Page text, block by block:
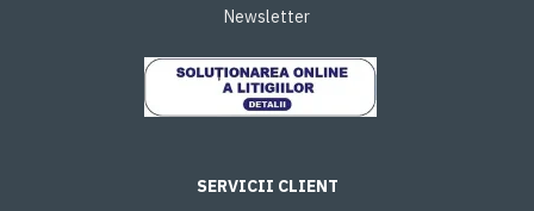
Newsletter
SERVICII CLIENT